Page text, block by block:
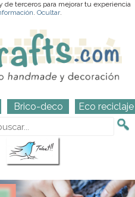
de terceros para mejorar tu experiencia
. Ocultar.
Brico-deco Eco reciclaje